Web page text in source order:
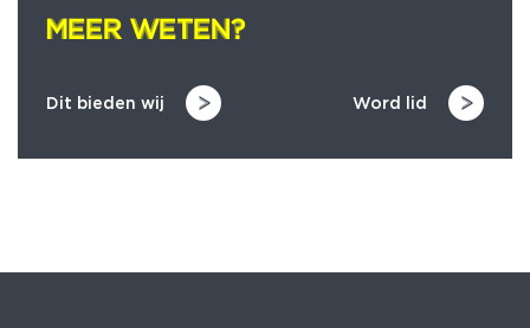
MEER WETEN?
MEER WETEN?
Dit bieden wij Word lid